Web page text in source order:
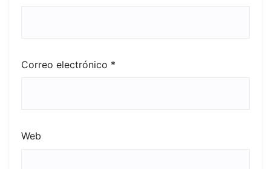
Correo electrónico *
Web